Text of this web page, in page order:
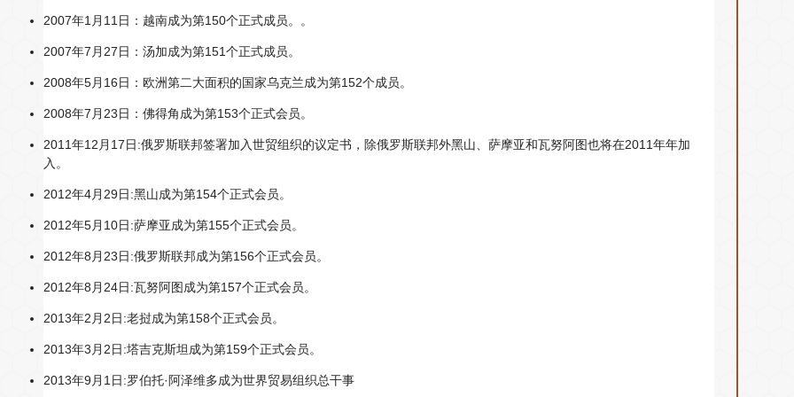
2007年1月11日：越南成为第150个正式成员。。
2007年7月27日：汤加成为第151个正式成员。
2008年5月16日：欧洲第二大面积的国家乌克兰成为第152个成员。
2008年7月23日：佛得角成为第153个正式会员。
2011年12月17日:俄罗斯联邦签署加入世贸组织的议定书，除俄罗斯联邦外黑山、萨摩亚和瓦努阿图也将在2011年年加
入。
2012年4月29日:黑山成为第154个正式会员。
2012年5月10日:萨摩亚成为第155个正式会员。
2012年8月23日:俄罗斯联邦成为第156个正式会员。
2012年8月24日:瓦努阿图成为第157个正式会员。
2013年2月2日:老挝成为第158个正式会员。
2013年3月2日:塔吉克斯坦成为第159个正式会员。
2013年9月1日:罗伯托·阿泽维多成为世界贸易组织总干事